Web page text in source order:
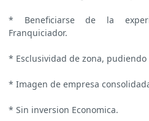
* Beneficiarse de la
Franquiciador.
* Esclusividad de zona,
* Imagen de empresa
* Sin inversion Economica.